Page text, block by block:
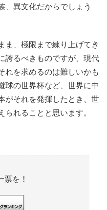
、異文化だからでしょう
ま、極限まで練り上げてき
誇るべきものですが、現代
れを求めるのは難しいかも
球の世界杯など、世界に中
がそれを発揮したとき、世
れることと思います。
を！